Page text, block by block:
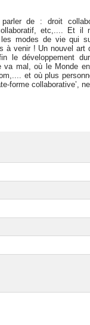
de : droit
etc,.... Et
modes de vie qui
à venir ! Un nouvel art
le développement
va mal, où le Monde
et où plus
forme collaborative’,